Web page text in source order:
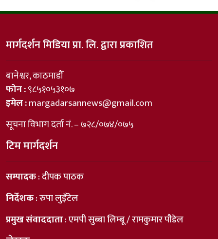
मार्गदर्शन मिडिया प्रा. लि. द्वारा प्रकाशित
बानेश्वर, काठमाडौँ
फोन :९८५१०५३१०७
इमेल :margadarsannews@gmail.com
सूचना विभाग दर्ता नं. – ७२८/०७४/०७५
टिम मार्गदर्शन
सम्पादक: दीपक पाठक
निर्देशक: रुपा लुइँटेल
प्रमुख संवाददाता: एमपी सुब्बा लिम्बू / रामकुमार पौडेल